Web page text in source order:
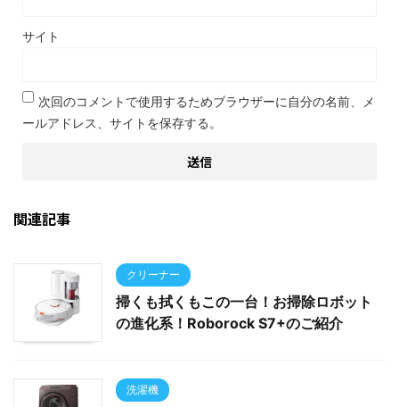
サイト
次回のコメントで使用するためブラウザーに自分の名前、メ
ールアドレス、サイトを保存する。
関連記事
クリーナー
掃くも拭くもこの一台！お掃除ロボット
の進化系！Roborock S7+のご紹介
洗濯機